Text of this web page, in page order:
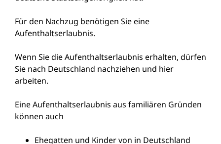
Für den Nachzug benötigen Sie eine
Aufenthaltserlaubnis.
Wenn Sie die Aufenthaltserlaubnis erhalten, dürfen
Sie nach Deutschland nachziehen und hier
arbeiten.
Eine Aufenthaltserlaubnis aus familiären Gründen
können auch
Ehegatten und Kinder von in Deutschland